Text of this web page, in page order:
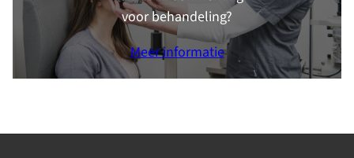
voor behandeling?
Meer informatie